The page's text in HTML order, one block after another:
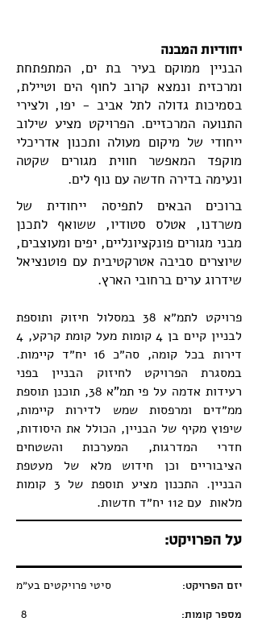
יחודיות המבנה
הבניין ממוקם בעיר בת ים, המתפתחת
ומרכזית ונמצא קרוב לחוף הים וטיילת,
בסמיכות גדולה לתל אביב - יפו, ולצירי
התנועה המרכזיים. ​הפרויקט מציע שילוב
ייחודי של מיקום מעולה ותכנון אדריכלי
מוקפד המאפשר חווית מגורים שקטה
ונעימה בדירה חדשה עם נוף לים.
ברוכים הבאים לתפיסה ייחודית של
משרדנו, אטלס סטודיו, ששואף לתכנן
מבני מגורים פונקציונליים, יפים ומעוצבים,
שיוצרים סביבה אטרקטיבית עם פוטנציאל
שידרוג ערים ברחובי הארץ.
פרויקט לתמ״א 38 במסלול חיזוק ותוספת
לבניין קיים בן 4 קומות מעל קומת קרקע, 4
דירות בכל קומה, סה״כ 16 יח״ד קיימות.
במסגרת הפרויקט לחיזוק הבניין בפני
רעידות אדמה על פי תמ"א 38, תוכנן תוספת
ממ״דים ומרפסות שמש לדירות קיימות,
שיפוץ מקיף של הבניין, הכולל את היסודות,
חדרי המדרגות, המערכות והשטחים
הציבוריים וכן חידוש מלא של מעטפת
הבניין. התכנון מציע תוספת של 3 קומות
מלאות עם 112 יח״ד חדשות.
על הפרויקט:
יזם הפרויקט: סיטי פרויקטים בע״מ
מספר קומות: